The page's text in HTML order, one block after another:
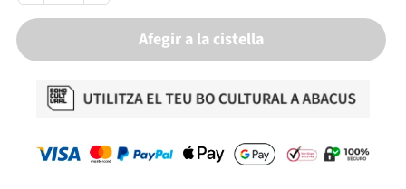
Afegir a la cistella